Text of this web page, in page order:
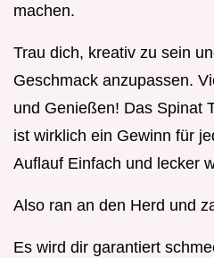
machen.
Trau dich, kreativ zu sein
Geschmack anzupassen.
und Genießen! Das Spinat
ist wirklich ein Gewinn für
Auflauf Einfach und lecker
Also ran an den Herd und
Es wird dir garantiert